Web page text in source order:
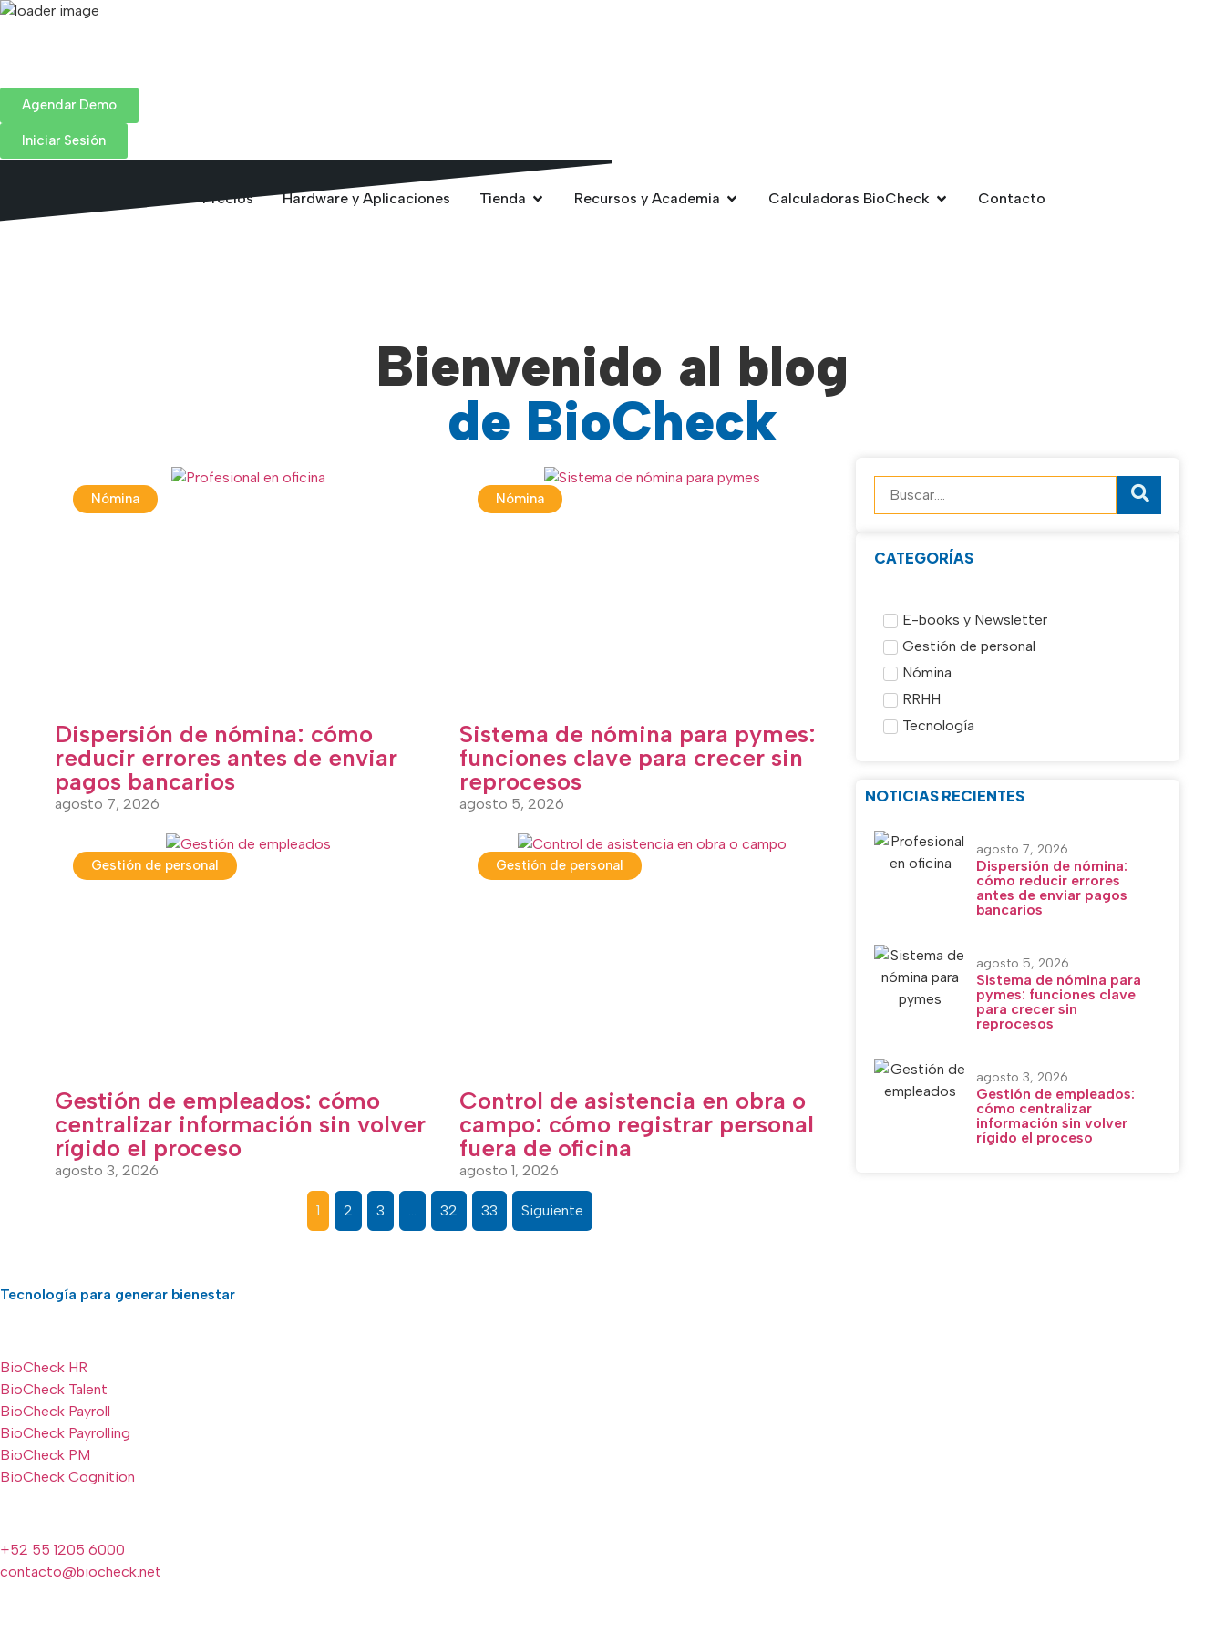
Agendar Demo
Iniciar Sesión
Precios Hardware y Aplicaciones Tienda Recursos y Academia Calculadoras BioCheck Contacto
Bienvenido al blog
de BioCheck
Nómina
Dispersión de nómina: cómo
reducir errores antes de enviar
pagos bancarios
agosto 7, 2026
Nómina
Sistema de nómina para pymes:
funciones clave para crecer sin
reprocesos
agosto 5, 2026
Gestión de personal
Gestión de empleados: cómo
centralizar información sin volver
rígido el proceso
agosto 3, 2026
Gestión de personal
Control de asistencia en obra o
campo: cómo registrar personal
fuera de oficina
agosto 1, 2026
1 2 3 … 32 33 Siguiente
CATEGORÍAS
E-books y Newsletter
Gestión de personal
Nómina
RRHH
Tecnología
NOTICIAS RECIENTES
agosto 7, 2026
Dispersión de nómina:
cómo reducir errores
antes de enviar pagos
bancarios
agosto 5, 2026
Sistema de nómina para
pymes: funciones clave
para crecer sin
reprocesos
agosto 3, 2026
Gestión de empleados:
cómo centralizar
información sin volver
rígido el proceso
Tecnología para generar bienestar
BioCheck HR
BioCheck Talent
BioCheck Payroll
BioCheck Payrolling
BioCheck PM
BioCheck Cognition
+52 55 1205 6000
contacto@biocheck.net